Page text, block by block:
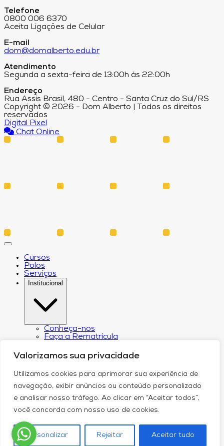
Valorizamos sua privacidade
Utilizamos cookies para aprimorar sua experiência de
navegação, exibir anúncios ou conteúdo personalizado
e analisar nosso tráfego. Ao clicar em “Aceitar todos”,
você concorda com nosso uso de cookies.
Personalizar Rejeitar Aceitar tudo
Telefone
0800 006 6370
Aceita Ligações de Celular
E-mail
dom@domalberto.edu.br
Atendimento
Segunda a sexta-feira de 13:00h às 22:00h
Endereço
Rua Assis Brasil, 480 - Centro - Santa Cruz do Sul/RS
Copyright © 2026 - Dom Alberto | Todos os direitos
reservados
Digital Pixel
Chat Online
Cursos
Polos
Serviços
Institucional
Conheça-nos
Faça a Rematrícula
Estatuto e Regimento
Regulamento Extraordinário Aproveitamento
Resoluções e Portarias
Política de Privacidade
Egressos
CPA – Comissão Própria de Avaliação
Núcleo de Prática Jurídica
Revistas
Relatório de Transparência Salarial
Canal de Comunicação do DPO
Blog